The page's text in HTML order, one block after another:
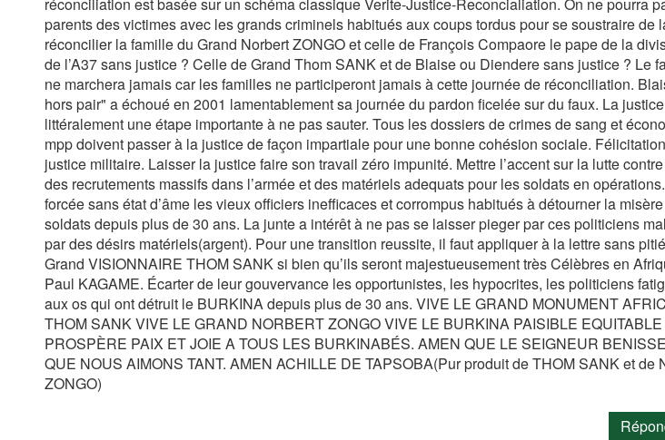
parents des victimes avec les grands criminels habitués aux coups tordus pour se soustraire de
réconcilier la famille du Grand Norbert ZONGO et celle de François Compaore le pape de la
de l’A37 sans justice ? Celle de Grand Thom SANK et de Blaise ou Diendere sans justice ? Le
ne marchera jamais car les familles ne participeront jamais à cette journée de réconciliation.
hors pair" a échoué en 2001 lamentablement sa journée du pardon ficelée sur du faux. La
littéralement une étape importante à ne pas sauter. Tous les dossiers de crimes de sang et
mpp doivent passer à la justice de façon impartiale pour une bonne cohésion sociale.
justice militaire. Laisser la justice faire son travail zéro impunité. Mettre l’accent sur la lutte
des recrutements massifs dans l’armée et des matériels adequats pour les soldats en
forcée sans état d’âme les vieux officiers inefficaces et corrompus habitués à détourner la
soldats depuis plus de 30 ans. La junte a intérêt à ne pas se laisser pieger par ces politiciens
par des désirs matériels(argent). Pour une transition reussite, il faut appliquer à la lettre sans
Grand VISIONNAIRE THOM SANK si bien qu’ils seront majestueusement très Célèbres en
Paul KAGAME. Écarter de leur gouvervance les opportunistes, les hypocrites, les politiciens
aux os qui ont détruit le BURKINA depuis plus de 30 ans. VIVE LE GRAND MONUMENT
THOM SANK VIVE LE GRAND NORBERT ZONGO VIVE LE BURKINA PAISIBLE
PROSPÈRE PAIX ET JOIE A TOUS LES BURKINABÉS. AMEN QUE LE SEIGNEUR
QUE NOUS AIMONS TANT. AMEN ACHILLE DE TAPSOBA(Pur produit de THOM SANK et de
ZONGO)